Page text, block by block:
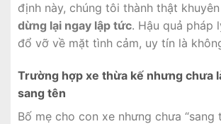
định này, chúng tôi thành thật
dừng lại ngay lập tức. Hậu quả pháp
đổ vỡ về mặt tình cảm, uy tín là
Trường hợp xe thừa kế nhưng chưa
sang tên
Bố mẹ cho con xe nhưng chưa “sang